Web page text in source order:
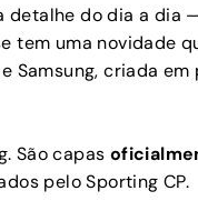
detalhe do dia a
tem uma novidade
Samsung, criada
São capas
pelo Sporting CP.